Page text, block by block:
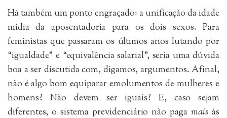
Há também um ponto engraçado: a unificação da idade
mídia da aposentadoria para os dois sexos. Para
feministas que passaram os últimos anos lutando por
“igualdade” e “equivalência salarial”, seria uma dúvida
boa a ser discutida com, digamos, argumentos. Afinal,
não é algo bom equiparar emolumentos de mulheres e
homens? Não devem ser iguais? E, caso sejam
diferentes, o sistema previdenciário não pagamaisàs